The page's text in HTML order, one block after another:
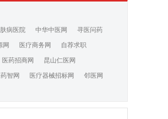
病医院 中华中医网
寻医问药
网 医疗商务网
自荐求职
医药招商网
昆山仁医网
药智网 医疗器械招标网
邻医网